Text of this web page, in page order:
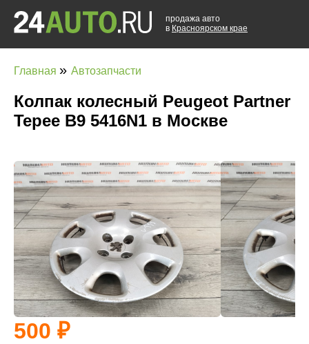
продажа авто
в Красноярском крае
Главная » Автозапчасти
Колпак колесный Peugeot Partner
Tepee B9 5416N1 в Москве
500